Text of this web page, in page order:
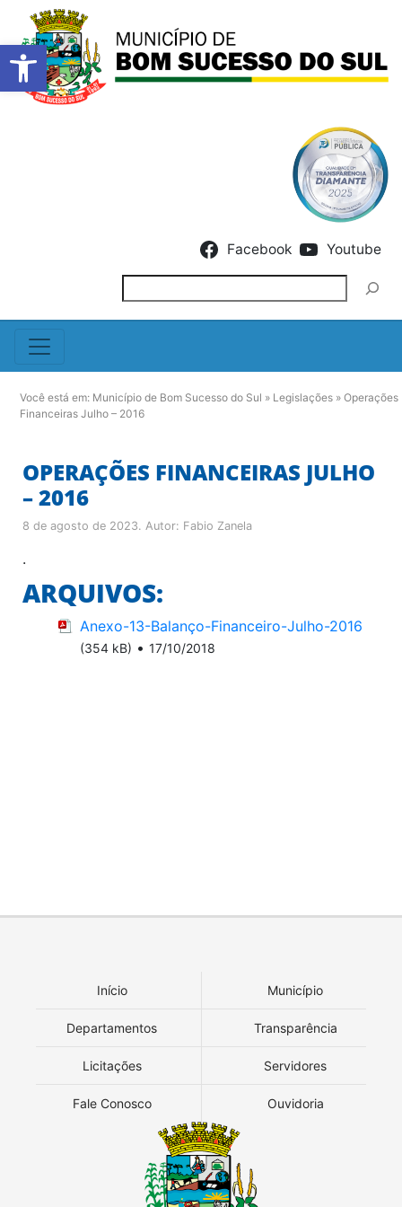
Barra de Ferramentas
Facebook Youtube
Você está em: Município de Bom Sucesso do Sul » Legislações » Operações
Financeiras Julho – 2016
OPERAÇÕES FINANCEIRAS JULHO
– 2016
8 de agosto de 2023. Autor: Fabio Zanela
.
ARQUIVOS:
Anexo-13-Balanço-Financeiro-Julho-2016
(354 kB) • 17/10/2018
Início Município
Departamentos Transparência
Licitações Servidores
Fale Conosco Ouvidoria